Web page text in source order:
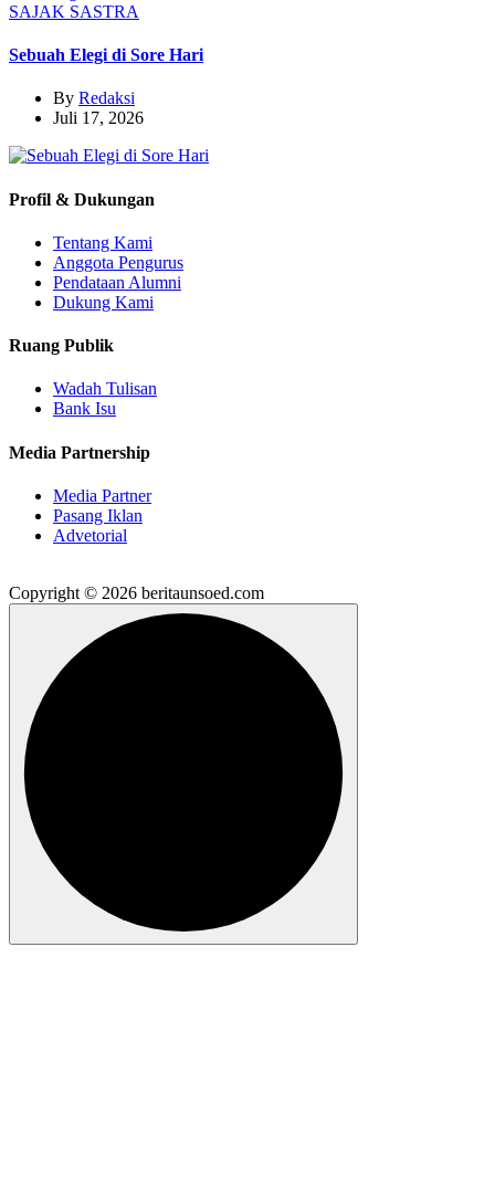
SAJAK SASTRA
Sebuah Elegi di Sore Hari
By Redaksi
Juli 17, 2026
Profil & Dukungan
Tentang Kami
Anggota Pengurus
Pendataan Alumni
Dukung Kami
Ruang Publik
Wadah Tulisan
Bank Isu
Media Partnership
Media Partner
Pasang Iklan
Advetorial
Copyright © 2026 beritaunsoed.com